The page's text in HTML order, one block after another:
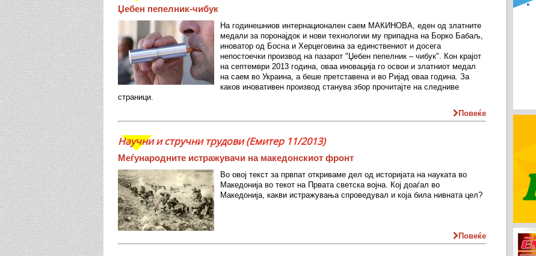
Џебен пепелник-чибук
На годинешниов интернационален саем МАКИНОВА, еден од златните
медали за поронајдок и нови технологии му припадна на Борко Бабаљ,
иноватор од Босна и Херцеговина за единствениот и досега
непостоечки производ на пазарот "Џебен пепелник – чибук". Кон крајот
на септември 2013 година, оваа иновација го освои и златниот медал
на саем во Украина, а беше претставена и во Ријад оваа година. За
каков иновативен производ станува збор прочитајте на следниве
страници.
Повеќе
Научни и стручни трудови (Емитер 11/2013)
Меѓународните истражувачи на македонскиот фронт
Во овој текст за првпат откриваме дел од историјата на науката во
Македонија во текот на Првата светска војна. Кој доаѓал во
Македонија, какви истражувања спроведувал и која била нивната цел?
Повеќе